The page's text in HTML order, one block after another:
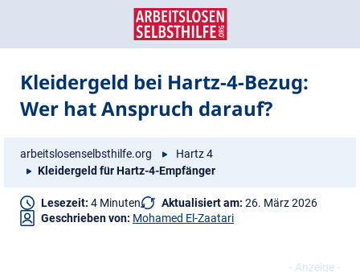
Kleidergeld bei Hartz-4-Bezug:
Wer hat Anspruch darauf?
arbeitslosenselbsthilfe.org
Hartz 4
Kleidergeld für Hartz-4-Empfänger
Lesezeit: 4 Minuten Aktualisiert am: 26. März 2026
Geschrieben von: Mohamed El-Zaatari